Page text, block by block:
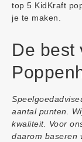
top 5 KidKraft
je te maken.
De best
aantal punten.
kwaliteit. Voor
daarom baseren